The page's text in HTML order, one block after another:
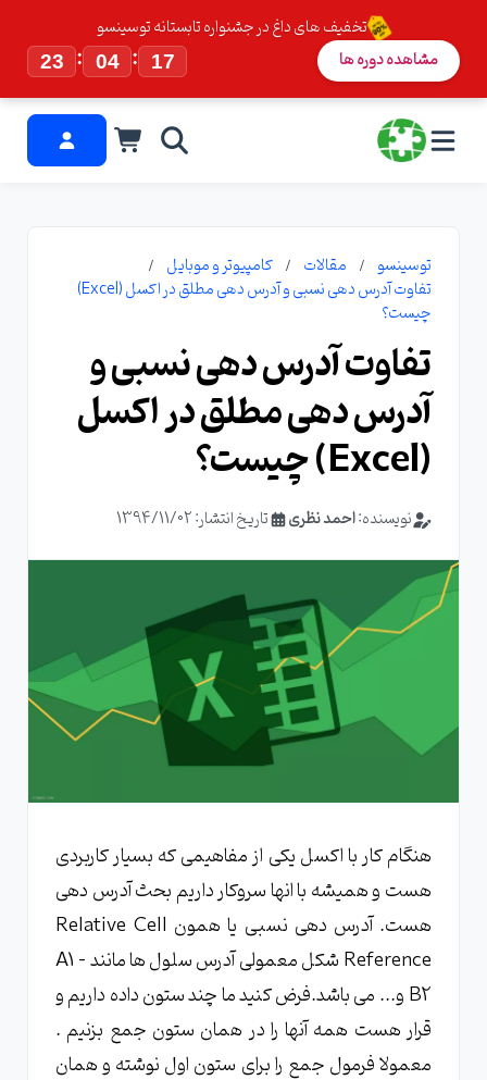
تخفیف های داغ در جشنواره تابستانه توسینسو
23
: 04 : 16 مشاهده دوره ها
توسینسو مقالات
کامپیوتر و موبایل
تفاوت آدرس دهی نسبی و آدرس دهی مطلق در اکسل (Excel)
چیست؟
تفاوت آدرس دهی نسبی و
آدرس دهی مطلق در اکسل
(Excel) چیست؟
نویسنده:احمد نظری تاریخ انتشار: 1394/11/02
هنگام کار با اکسل یکی از مفاهیمی که بسیار کاربردی
هست و همیشه با انها سروکار داریم بحث آدرس دهی
هست. آدرس دهی نسبی یا همون Relative Cell
Reference شکل معمولی آدرس سلول ها مانند A1 -
B2 و... می باشد.فرض کنید ما چند ستون داده داریم و
قرار هست همه آنها را در همان ستون جمع بزنیم .
معمولا فرمول جمع را برای ستون اول نوشته و همان